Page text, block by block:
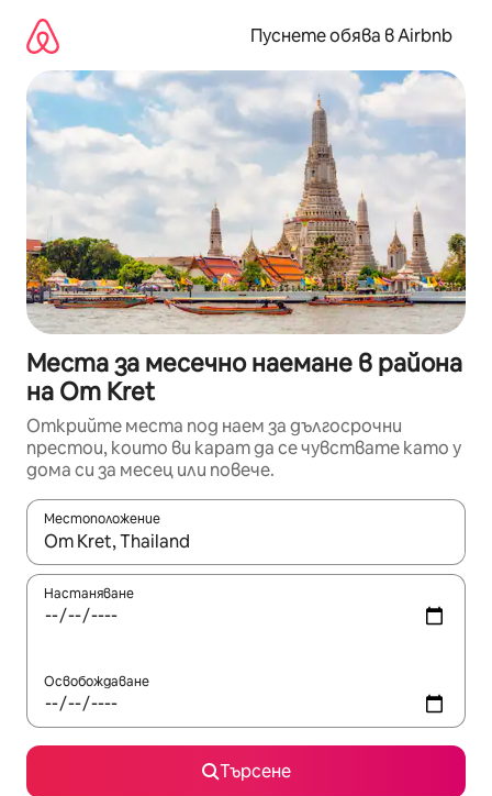
съдържанието
Пуснете обява в Airbnb
Места за месечно наемане в района
на Om Kret
Открийте места под наем за дългосрочни
престои, които ви карат да се чувствате като у
дома си за месец или повече.
Местоположение
Когато резултатите се покажат, използвайте
Настаняване
Освобождаване
Търсене